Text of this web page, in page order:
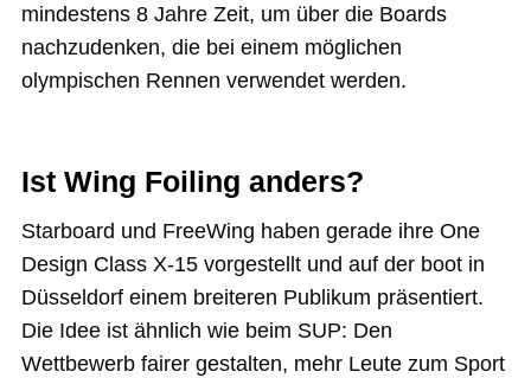
mindestens 8 Jahre Zeit, um über die Boards
nachzudenken, die bei einem möglichen
olympischen Rennen verwendet werden.
Ist Wing Foiling anders?
Starboard und FreeWing haben gerade ihre One
Design Class X-15 vorgestellt und auf der boot in
Düsseldorf einem breiteren Publikum präsentiert.
Die Idee ist ähnlich wie beim SUP: Den
Wettbewerb fairer gestalten, mehr Leute zum Sport